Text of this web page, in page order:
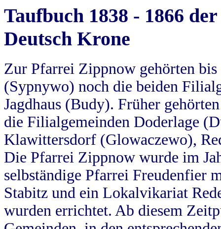
Taufbuch 1838 - 1866
Deutsch Krone
Zur Pfarrei Zippnow gehörten
(Sypnywo) noch die beiden
Jagdhaus (Budy). Früher
die Filialgemeinden Doderlage
Klawittersdorf (Glowaczewo),
Die Pfarrei Zippnow wurde im
selbständige Pfarrei Freudenfier
Stabitz und ein Lokalvikariat
wurden errichtet. Ab diesem